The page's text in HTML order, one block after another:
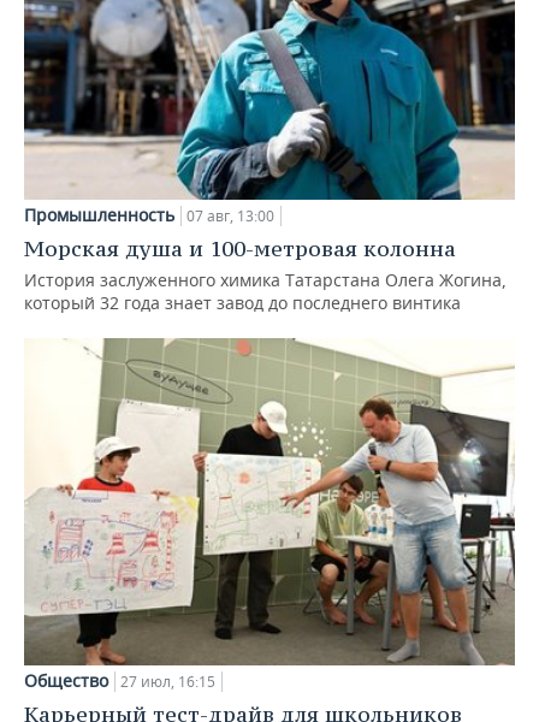
Промышленность 07 авг, 13:00
Морская душа и 100-метровая колонна
История заслуженного химика Татарстана Олега Жогина,
который 32 года знает завод до последнего винтика
Общество 27 июл, 16:15
Карьерный тест-драйв для школьников